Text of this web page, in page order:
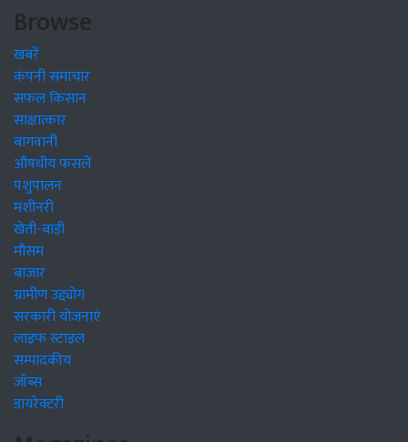
Browse
खबरें
कंपनी समाचार
सफल किसान
साक्षात्कार
बागवानी
औषधीय फसलें
पशुपालन
मशीनरी
खेती-बाड़ी
मौसम
बाजार
ग्रामीण उद्द्योग
सरकारी योजनाएं
लाइफ स्टाइल
सम्पादकीय
जॉब्स
डायरेक्टरी